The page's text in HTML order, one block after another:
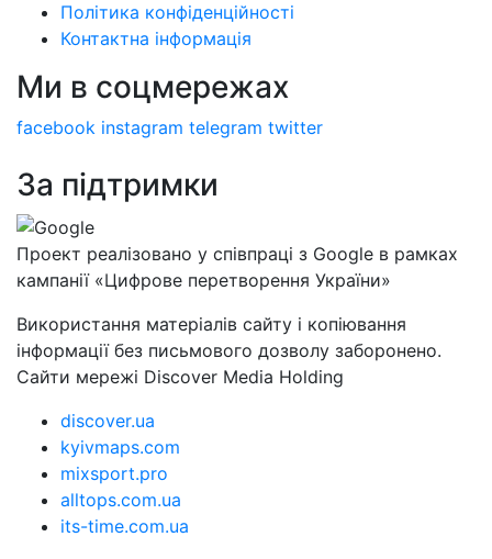
Політика конфіденційності
Контактна інформація
Ми в соцмережах
facebook instagram telegram twitter
За підтримки
Проект реалізовано у співпраці з Google в рамках
кампанії «Цифрове перетворення України»
Використання матеріалів сайту і копіювання
інформації без письмового дозволу заборонено.
Сайти мережі Discover Media Holding
discover.ua
kyivmaps.com
mixsport.pro
alltops.com.ua
its-time.com.ua